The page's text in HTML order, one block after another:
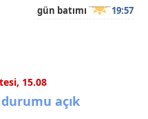
gün batımı 19:57
15.08
açık